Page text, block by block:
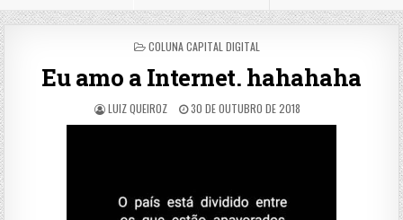
POSTED
COLUNA CAPITAL DIGITAL
Eu amo a Internet. hahahaha
LUIZ QUEIROZ 30 DE OUTUBRO DE 2018